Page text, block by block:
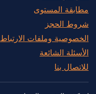
مطابقة المستوى
شروط الحجز
الخصوصية وملفات الارتباط
الأسئلة الشائعة
للاتصال بنا